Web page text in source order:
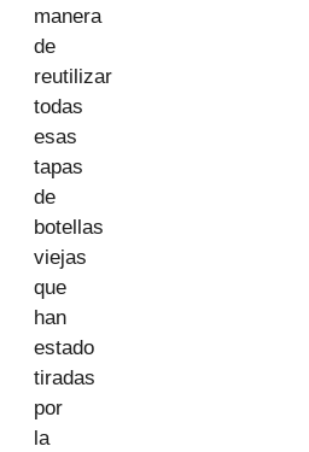
manera
de
reutilizar
todas
esas
tapas
de
botellas
viejas
que
han
estado
tiradas
por
la